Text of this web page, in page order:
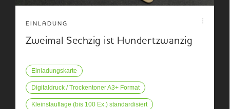
EINLADUNG
Zweimal Sechzig ist Hundertzwanzig
Einladungskarte
Digitaldruck / Trockentoner A3+ Format
Kleinstauflage (bis 100 Ex.) standardisiert